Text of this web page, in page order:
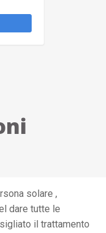
solare ,
dare tutte le
il trattamento